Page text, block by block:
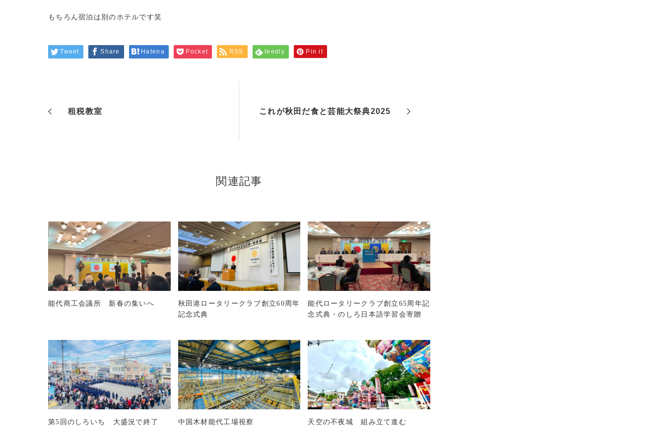
もちろん宿泊は別のホテルです笑
Tweet Share Hatena Pocket RSS feedly Pin it
租税教室 これが秋田だ食と芸能大祭典2025
関連記事
能代商工会議所 新春の集いへ
秋田港ロータリークラブ創立60周年
記念式典
能代ロータリークラブ創立65周年記
念式典・のしろ日本語学習会寄贈
第5回のしろいち 大盛況で終了 中国木材能代工場視察 天空の不夜城 組み立て進む